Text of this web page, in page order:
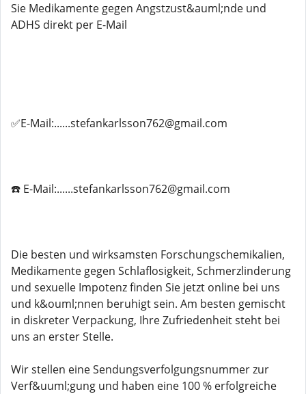
Sie Medikamente gegen Angstzust&auml;nde und
ADHS direkt per E-Mail
✅E-Mail:......stefankarlsson762@gmail.com
☎️ E-Mail:......stefankarlsson762@gmail.com
Die besten und wirksamsten Forschungschemikalien,
Medikamente gegen Schlaflosigkeit, Schmerzlinderung
und sexuelle Impotenz finden Sie jetzt online bei uns
und k&ouml;nnen beruhigt sein. Am besten gemischt
in diskreter Verpackung, Ihre Zufriedenheit steht bei
uns an erster Stelle.
Wir stellen eine Sendungsverfolgungsnummer zur
Verf&uuml;gung und haben eine 100 % erfolgreiche